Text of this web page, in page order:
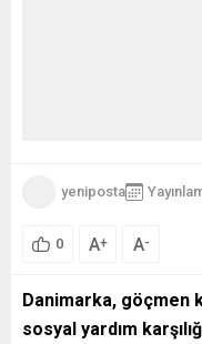
yeniposta
0 A+ A-
Danimarka, göçmen
sosyal yardım